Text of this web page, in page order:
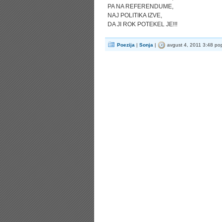
PA NA REFERENDUME,
NAJ POLITIKA IZVE,
DA JI ROK POTEKEL JE!!!
Poezija | Sonja | avgust 4, 2011 3:48